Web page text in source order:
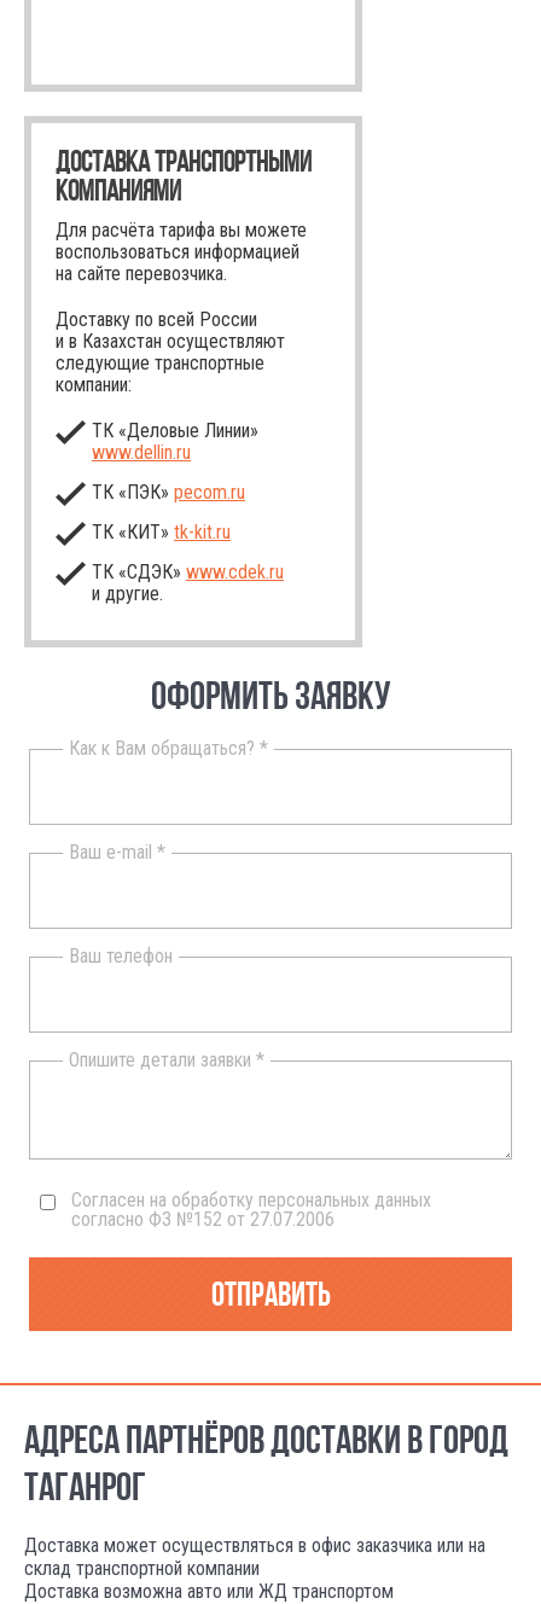
ДОСТАВКА ТРАНСПОРТНЫМИ
КОМПАНИЯМИ
Для расчёта тарифа вы можете
воспользоваться информацией
на сайте перевозчика.
Доставку по всей России
и в Казахстан осуществляют
следующие транспортные
компании:
ТК «Деловые Линии»
www.dellin.ru
ТК «ПЭК» pecom.ru
ТК «КИТ» tk-kit.ru
ТК «СДЭК» www.cdek.ru
и другие.
ОФОРМИТЬ ЗАЯВКУ
Как к Вам обращаться? *
Ваш e-mail *
Ваш телефон
Опишите детали заявки *
Согласен на обработку персональных данных
согласно ФЗ №152 от 27.07.2006
Отправить
АДРЕСА ПАРТНЁРОВ ДОСТАВКИ В ГОРОД
ТАГАНРОГ
Доставка может осуществляться в офис заказчика или на
склад транспортной компании
Доставка возможна авто или ЖД транспортом